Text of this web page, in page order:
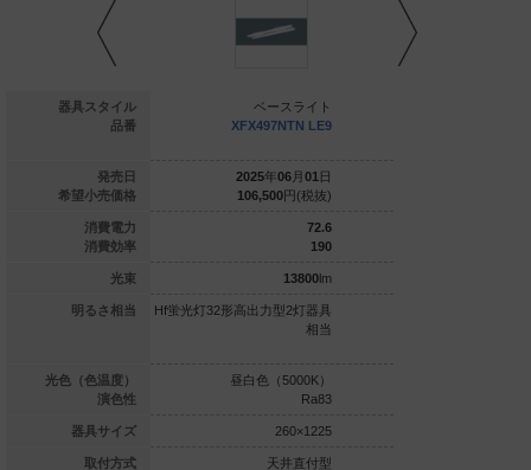
器具スタイル
品番
発売日
希望小売価格
消費電力
消費効率
光束
明るさ相当
光色（色温度）
演色性
器具サイズ
取付方式
ベースライト
円(税抜)
43.5
136.7
力型2灯器具
色（6500K）
230×1261
天井直付型
ベースライト
XFX497NTN LE9
2025年06 月 01 日
106,500円(税抜)
72.6
190
13800lm
Hf蛍光灯32形高出力型2灯器具
相当
昼白色（5000K）
Ra83
260×1225
天井直付型